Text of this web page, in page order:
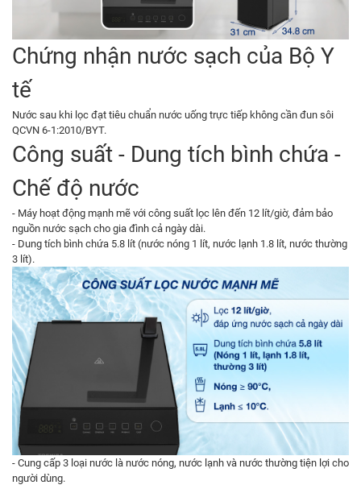
Chứng nhận nước sạch của Bộ Y
tế
Nước sau khi lọc đạt tiêu chuẩn nước uống trực tiếp không cần đun sôi
QCVN 6-1:2010/BYT.
Công suất - Dung tích bình chứa -
Chế độ nước
- Máy hoạt động mạnh mẽ với công suất lọc lên đến 12 lít/giờ, đảm bảo
nguồn nước sạch cho gia đình cả ngày dài.
- Dung tích bình chứa 5.8 lít (nước nóng 1 lít, nước lạnh 1.8 lít, nước thường
3 lít).
- Cung cấp 3 loại nước là nước nóng, nước lạnh và nước thường tiện lợi cho
người dùng.